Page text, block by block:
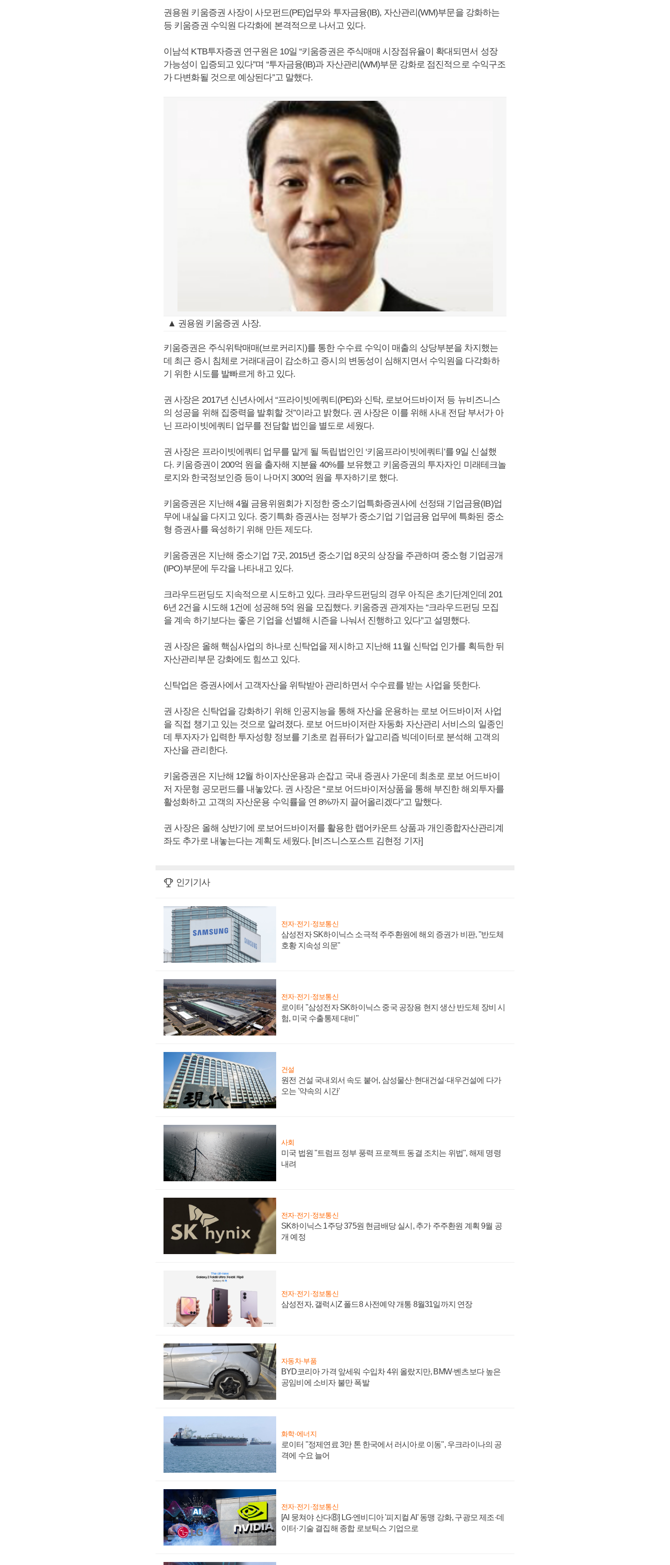
권용원 키움증권 사장이 사모펀드(PE)업무와 투자금융(IB), 자산관리(WM)부문을 강화하는
등 키움증권 수익원 다각화에 본격적으로 나서고 있다.
이남석 KTB투자증권 연구원은 10일 “키움증권은 주식매매 시장점유율이 확대되면서 성장
가능성이 입증되고 있다”며 “투자금융(IB)과 자산관리(WM)부문 강화로 점진적으로 수익구조
가 다변화될 것으로 예상된다”고 말했다.
▲ 권용원 키움증권 사장.
키움증권은 주식위탁매매(브로커리지)를 통한 수수료 수익이 매출의 상당부분을 차지했는
데 최근 증시 침체로 거래대금이 감소하고 증시의 변동성이 심해지면서 수익원을 다각화하
기 위한 시도를 발빠르게 하고 있다.
권 사장은 2017년 신년사에서 “프라이빗에쿼티(PE)와 신탁, 로보어드바이저 등 뉴비즈니스
의 성공을 위해 집중력을 발휘할 것”이라고 밝혔다. 권 사장은 이를 위해 사내 전담 부서가 아
닌 프라이빗에쿼티 업무를 전담할 법인을 별도로 세웠다.
권 사장은 프라이빗에쿼티 업무를 맡게 될 독립법인인 ‘키움프라이빗에쿼티’를 9일 신설했
다. 키움증권이 200억 원을 출자해 지분율 40%를 보유했고 키움증권의 투자자인 미래테크놀
로지와 한국정보인증 등이 나머지 300억 원을 투자하기로 했다.
키움증권은 지난해 4월 금융위원회가 지정한 중소기업특화증권사에 선정돼 기업금융(IB)업
무에 내실을 다지고 있다. 중기특화 증권사는 정부가 중소기업 기업금융 업무에 특화된 중소
형 증권사를 육성하기 위해 만든 제도다.
키움증권은 지난해 중소기업 7곳, 2015년 중소기업 8곳의 상장을 주관하며 중소형 기업공개
(IPO)부문에 두각을 나타내고 있다.
크라우드펀딩도 지속적으로 시도하고 있다. 크라우드펀딩의 경우 아직은 초기단계인데 201
6년 2건을 시도해 1건에 성공해 5억 원을 모집했다. 키움증권 관계자는 “크라우드펀딩 모집
을 계속 하기보다는 좋은 기업을 선별해 시즌을 나눠서 진행하고 있다”고 설명했다.
권 사장은 올해 핵심사업의 하나로 신탁업을 제시하고 지난해 11월 신탁업 인가를 획득한 뒤
자산관리부문 강화에도 힘쓰고 있다.
신탁업은 증권사에서 고객자산을 위탁받아 관리하면서 수수료를 받는 사업을 뜻한다.
권 사장은 신탁업을 강화하기 위해 인공지능을 통해 자산을 운용하는 로보 어드바이저 사업
을 직접 챙기고 있는 것으로 알려졌다. 로보 어드바이저란 자동화 자산관리 서비스의 일종인
데 투자자가 입력한 투자성향 정보를 기초로 컴퓨터가 알고리즘 빅데이터로 분석해 고객의
자산을 관리한다.
키움증권은 지난해 12월 하이자산운용과 손잡고 국내 증권사 가운데 최초로 로보 어드바이
저 자문형 공모펀드를 내놓았다. 권 사장은 “로보 어드바이저상품을 통해 부진한 해외투자를
활성화하고 고객의 자산운용 수익률을 연 8%까지 끌어올리겠다”고 말했다.
권 사장은 올해 상반기에 로보어드바이저를 활용한 랩어카운트 상품과 개인종합자산관리계
좌도 추가로 내놓는다는 계획도 세웠다. [비즈니스포스트 김현정 기자]
인기기사
전자·전기·정보통신
삼성전자 SK하이닉스 소극적 주주환원에 해외 증권가 비판, "반도체
호황 지속성 의문"
전자·전기·정보통신
로이터 "삼성전자 SK하이닉스 중국 공장용 현지 생산 반도체 장비 시
험, 미국 수출통제 대비"
건설
원전 건설 국내외서 속도 붙어, 삼성물산·현대건설·대우건설에 다가
오는 '약속의 시간'
사회
미국 법원 "트럼프 정부 풍력 프로젝트 동결 조치는 위법", 해제 명령
내려
전자·전기·정보통신
SK하이닉스 1주당 375원 현금배당 실시, 추가 주주환원 계획 9월 공
개 예정
전자·전기·정보통신
삼성전자, 갤럭시Z 폴드8 사전예약 개통 8월31일까지 연장
자동차·부품
BYD코리아 가격 앞세워 수입차 4위 올랐지만, BMW·벤츠보다 높은
공임비에 소비자 불만 폭발
화학·에너지
로이터 "정제연료 3만 톤 한국에서 러시아로 이동", 우크라이나의 공
격에 수요 늘어
전자·전기·정보통신
[AI 뭉쳐야 산다⑧] LG·엔비디아 '피지컬 AI' 동맹 강화, 구광모 제조·데
이터·기술 결집해 종합 로보틱스 기업으로